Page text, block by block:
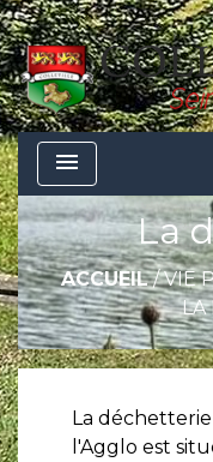
menu
La
ACCUEIL/VIE
LA
La
l'Agglo est